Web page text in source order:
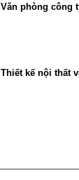
Văn phòng công
Thiết kế nội thất